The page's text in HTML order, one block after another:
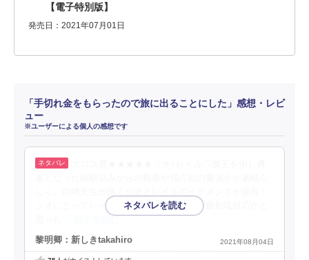
【電子特別版】
発売日：2021年07月01日
「手切れ金をもらったので旅に出ることにした」感想・レビ
ュー
※ユーザーによる個人の感想です
ジオにとってレイルの存在が全てであり、最初塩対応かと
黎明卿：新しきtakahiro 2021年08月04日